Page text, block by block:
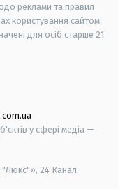
реклами та правил
користування сайтом.
для осіб старше 21
у сфері медіа —
"Люкс"», 24 Канал.